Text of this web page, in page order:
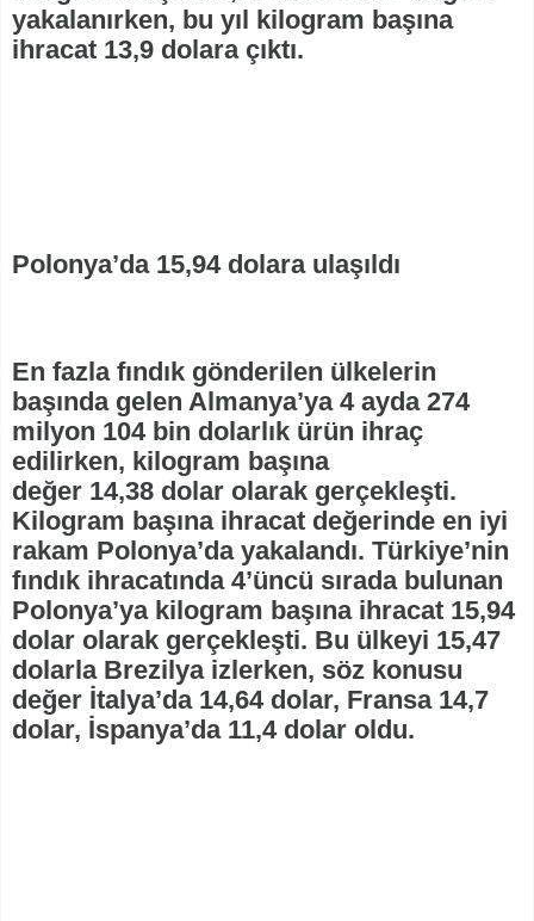
yakalanırken, bu yıl kilogram başına
ihracat 13,9 dolara çıktı.
Polonya’da 15,94 dolara ulaşıldı
En fazla fındık gönderilen ülkelerin
başında gelen Almanya’ya 4 ayda 274
milyon 104 bin dolarlık ürün ihraç
edilirken, kilogram başına
değer 14,38 dolar olarak gerçekleşti.
Kilogram başına ihracat değerinde en iyi
rakam Polonya’da yakalandı. Türkiye’nin
fındık ihracatında 4’üncü sırada bulunan
Polonya’ya kilogram başına ihracat 15,94
dolar olarak gerçekleşti. Bu ülkeyi 15,47
dolarla Brezilya izlerken, söz konusu
değer İtalya’da 14,64 dolar, Fransa 14,7
dolar, İspanya’da 11,4 dolar oldu.